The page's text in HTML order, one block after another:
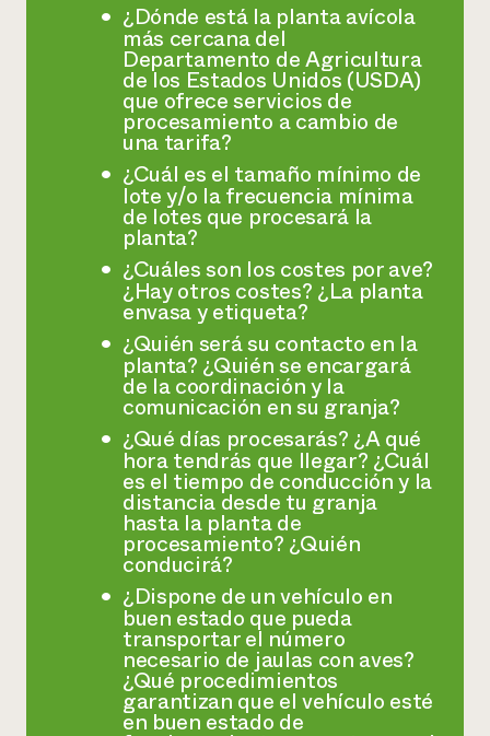
¿Dónde está la planta avícola
más cercana del
Departamento de Agricultura
de los Estados Unidos (USDA)
que ofrece servicios de
procesamiento a cambio de
una tarifa?
¿Cuál es el tamaño mínimo de
lote y/o la frecuencia mínima
de lotes que procesará la
planta?
¿Cuáles son los costes por ave?
¿Hay otros costes? ¿La planta
envasa y etiqueta?
¿Quién será su contacto en la
planta? ¿Quién se encargará
de la coordinación y la
comunicación en su granja?
¿Qué días procesarás? ¿A qué
hora tendrás que llegar? ¿Cuál
es el tiempo de conducción y la
distancia desde tu granja
hasta la planta de
procesamiento? ¿Quién
conducirá?
¿Dispone de un vehículo en
buen estado que pueda
transportar el número
necesario de jaulas con aves?
¿Qué procedimientos
garantizan que el vehículo esté
en buen estado de